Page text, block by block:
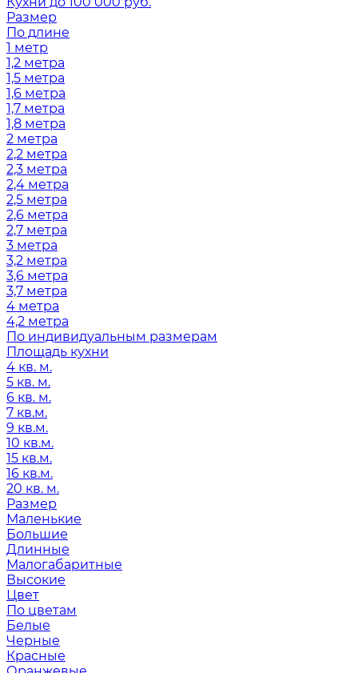
Размер
По длине
1 метр
1,2 метра
1,5 метра
1,6 метра
1,7 метра
1,8 метра
2 метра
2,2 метра
2,3 метра
2,4 метра
2,5 метра
2,6 метра
2,7 метра
3 метра
3,2 метра
3,6 метра
3,7 метра
4 метра
4,2 метра
По индивидуальным размерам
Площадь кухни
4 кв. м.
5 кв. м.
6 кв. м.
7 кв.м.
9 кв.м.
10 кв.м.
15 кв.м.
16 кв.м.
20 кв. м.
Размер
Маленькие
Большие
Длинные
Малогабаритные
Высокие
Цвет
По цветам
Белые
Черные
Красные